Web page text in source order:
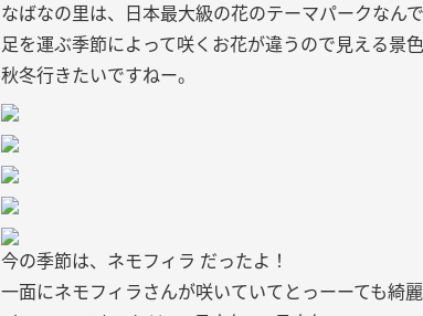
なばなの里は、日本最大級の花のテーマパークなん
足を運ぶ季節によって咲くお花が違うので見える景
秋冬行きたいですねー。
今の季節は、ネモフィラ だったよ！
一面にネモフィラさんが咲いていてとっーーても綺麗